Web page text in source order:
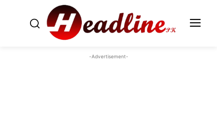
-Advertisement-